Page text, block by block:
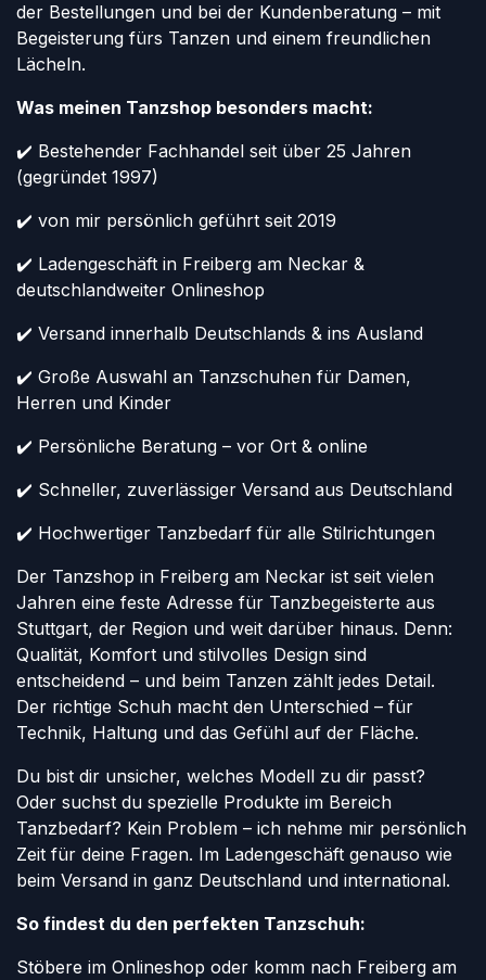
der Bestellungen und bei der Kundenberatung – mit
Begeisterung fürs Tanzen und einem freundlichen
Lächeln.
Was meinen Tanzshop besonders macht:
✔️ Bestehender Fachhandel seit über 25 Jahren
(gegründet 1997)
✔️ von mir persönlich geführt seit 2019
✔️ Ladengeschäft in Freiberg am Neckar &
deutschlandweiter Onlineshop
✔️ Versand innerhalb Deutschlands & ins Ausland
✔️ Große Auswahl an Tanzschuhen für Damen,
Herren und Kinder
✔️ Persönliche Beratung – vor Ort & online
✔️ Schneller, zuverlässiger Versand aus Deutschland
✔️ Hochwertiger Tanzbedarf für alle Stilrichtungen
Der Tanzshop in Freiberg am Neckar ist seit vielen
Jahren eine feste Adresse für Tanzbegeisterte aus
Stuttgart, der Region und weit darüber hinaus. Denn:
Qualität, Komfort und stilvolles Design sind
entscheidend – und beim Tanzen zählt jedes Detail.
Der richtige Schuh macht den Unterschied – für
Technik, Haltung und das Gefühl auf der Fläche.
Du bist dir unsicher, welches Modell zu dir passt?
Oder suchst du spezielle Produkte im Bereich
Tanzbedarf? Kein Problem – ich nehme mir persönlich
Zeit für deine Fragen. Im Ladengeschäft genauso wie
beim Versand in ganz Deutschland und international.
So findest du den perfekten Tanzschuh:
Stöbere im Onlineshop oder komm nach Freiberg am